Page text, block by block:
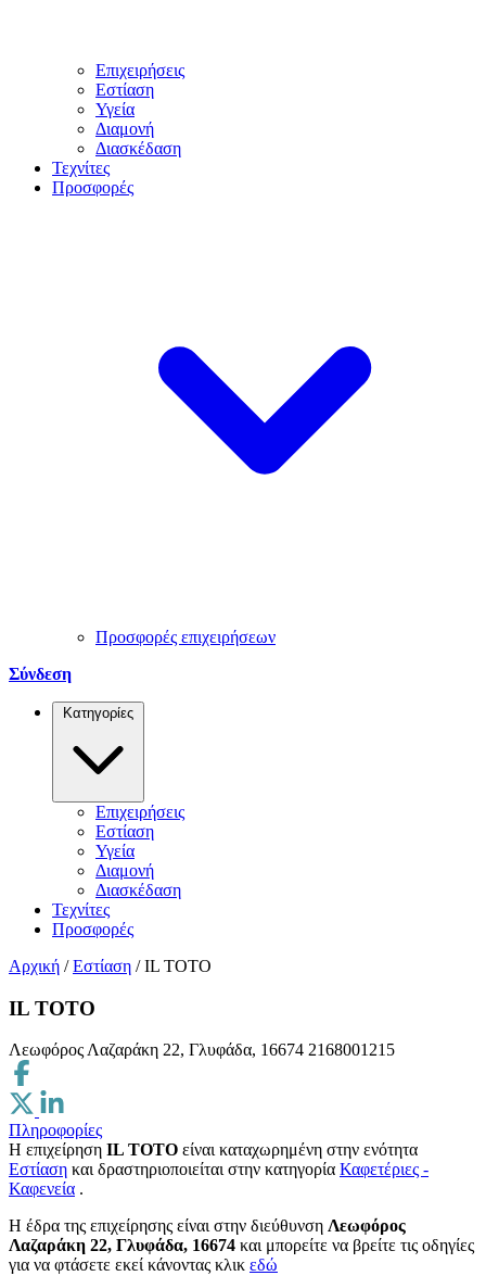
Επιχειρήσεις
Εστίαση
Υγεία
Διαμονή
Διασκέδαση
Τεχνίτες
Προσφορές
Προσφορές επιχειρήσεων
Σύνδεση
Κατηγορίες
Επιχειρήσεις
Εστίαση
Υγεία
Διαμονή
Διασκέδαση
Τεχνίτες
Προσφορές
Αρχική / Εστίαση / IL TOTO
IL TOTO
Λεωφόρος Λαζαράκη 22, Γλυφάδα, 16674 2168001215
Πληροφορίες
Η επιχείρηση IL TOTO είναι καταχωρημένη στην ενότητα
Εστίαση και δραστηριοποιείται στην κατηγορία Καφετέριες -
Καφενεία .
H έδρα της επιχείρησης είναι στην διεύθυνση Λεωφόρος
Λαζαράκη 22, Γλυφάδα, 16674 και μπορείτε να βρείτε τις οδηγίες
για να φτάσετε εκεί κάνοντας κλικ εδώ